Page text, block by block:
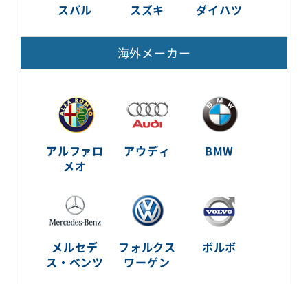
スバル スズキ ダイハツ
海外メーカー
アルファロ
メオ
アウディ BMW
メルセデ
ス・ベンツ
フォルクス
ワーゲン
ボルボ